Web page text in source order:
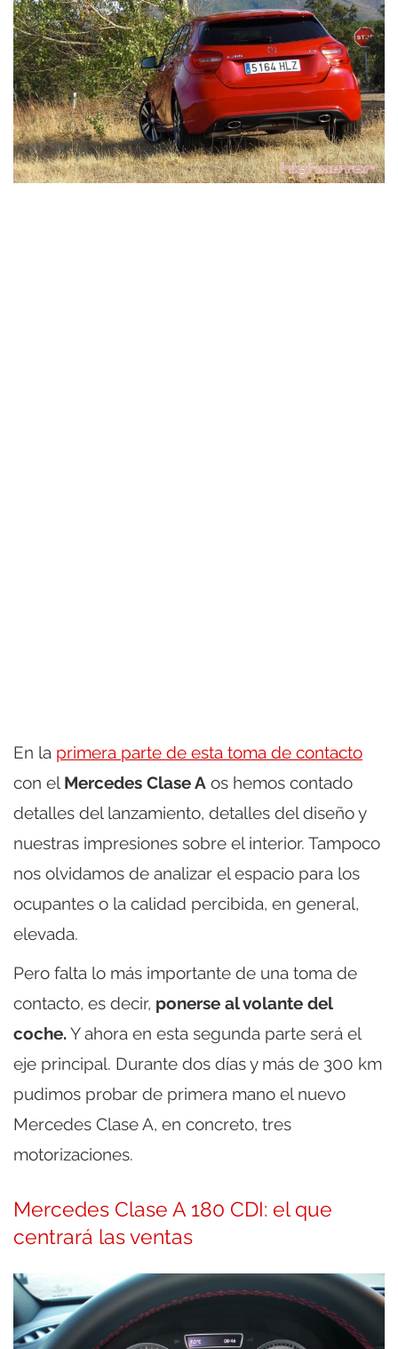
En la primera parte de esta toma de contacto
con el Mercedes Clase A os hemos contado
detalles del lanzamiento, detalles del diseño y
nuestras impresiones sobre el interior. Tampoco
nos olvidamos de analizar el espacio para los
ocupantes o la calidad percibida, en general,
elevada.
Pero falta lo más importante de una toma de
contacto, es decir, ponerse al volante del
coche.Y ahora en esta segunda parte será el
eje principal. Durante dos días y más de 300 km
pudimos probar de primera mano el nuevo
Mercedes Clase A, en concreto, tres
motorizaciones.
Mercedes Clase A 180 CDI: el que
centrará las ventas